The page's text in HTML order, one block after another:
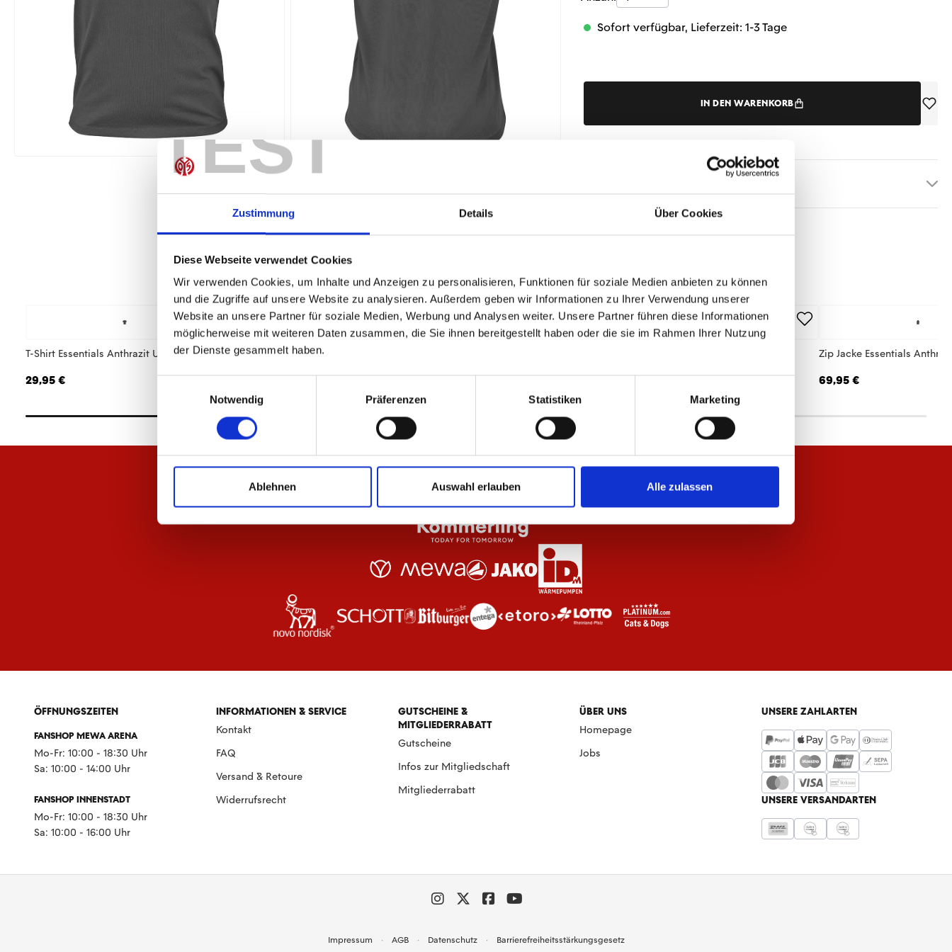
TEST
Zustimmung Details Über Cookies
Diese Webseite verwendet Cookies
Wir verwenden Cookies, um Inhalte und Anzeigen zu personalisieren, Funktionen für soziale Medien anbieten zu können
und die Zugriffe auf unsere Website zu analysieren. Außerdem geben wir Informationen zu Ihrer Verwendung unserer
Website an unsere Partner für soziale Medien, Werbung und Analysen weiter. Unsere Partner führen diese Informationen
möglicherweise mit weiteren Daten zusammen, die Sie ihnen bereitgestellt haben oder die sie im Rahmen Ihrer Nutzung
der Dienste gesammelt haben.
Notwendig
Präferenzen Statistiken Marketing
Ablehnen Auswahl erlauben Alle zulassen
Sofort verfügbar, Lieferzeit: 1-3 Tage
IN DEN WARENKORB
T-Shirt Essentials Anthrazit Unisex
29,95 €
T-Shirt Essentials Anthrazit Damen
29,95 € 44,95 € 64,95 €
Zip Jacke Essentials
69,95 €
ÖFFNUNGSZEITEN
FANSHOP MEWA ARENA
Mo-Fr: 10:00 - 18:30 Uhr
Sa: 10:00 - 14:00 Uhr
FANSHOP INNENSTADT
Mo-Fr: 10:00 - 18:30 Uhr
Sa: 10:00 - 16:00 Uhr
INFORMATIONEN & SERVICE
Kontakt
FAQ
Versand & Retoure
Widerrufsrecht
GUTSCHEINE &
MITGLIEDERRABATT
Gutscheine
Infos zur Mitgliedschaft
Mitgliederrabatt
ÜBER UNS
Homepage
Jobs
UNSERE ZAHLARTEN
UNSERE VERSANDARTEN
Impressum AGB Datenschutz Barrierefreiheitsstärkungsgesetz